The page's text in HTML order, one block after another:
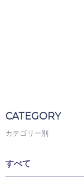
CATEGORY
カテゴリー別
すべて